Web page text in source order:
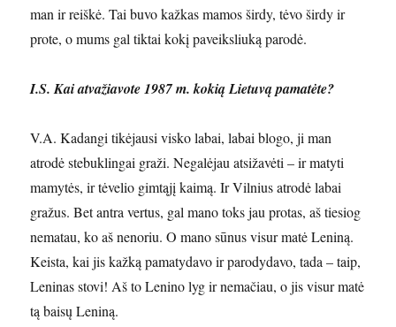
man ir reiškė. Tai buvo kažkas mamos širdy, tėvo širdy ir
prote, o mums gal tiktai kokį paveiksliuką parodė.
I.S. Kai atvažiavote 1987 m. kokią Lietuvą pamatėte?
V.A. Kadangi tikėjausi visko labai, labai blogo, ji man
atrodė stebuklingai graži. Negalėjau atsižavėti – ir matyti
mamytės, ir tėvelio gimtąjį kaimą. Ir Vilnius atrodė labai
gražus. Bet antra vertus, gal mano toks jau protas, aš tiesiog
nematau, ko aš nenoriu. O mano sūnus visur matė Leniną.
Keista, kai jis kažką pamatydavo ir parodydavo, tada – taip,
Leninas stovi! Aš to Lenino lyg ir nemačiau, o jis visur matė
tą baisų Leniną.